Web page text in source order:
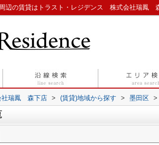
辺の賃貸はトラスト・レジデンス 株式会社瑞鳳
社瑞鳳 森下店 > (賃貸)地域から探す > 墨田区 >